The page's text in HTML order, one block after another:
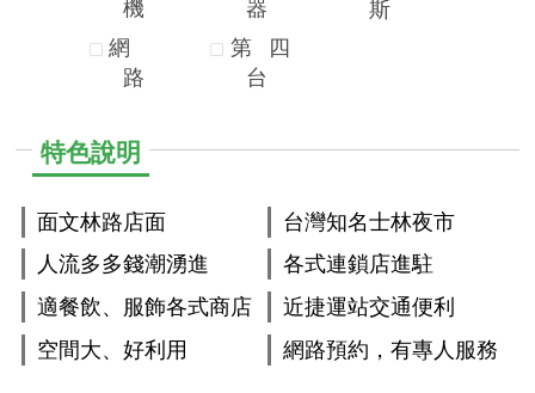
機
網
路
器
第
四
台
斯
特色說明
面文林路店面
人流多多錢潮湧進
適餐飲、服飾各式商店
空間大、好利用
台灣知名士林夜市
各式連鎖店進駐
近捷運站交通便利
網路預約，有專人服務